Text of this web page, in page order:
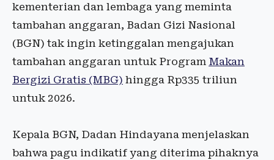
kementerian dan lembaga yang meminta
tambahan anggaran, Badan Gizi Nasional
(BGN) tak ingin ketinggalan mengajukan
tambahan anggaran untuk Program Makan
Bergizi Gratis (MBG) hingga Rp335 triliun
untuk 2026.
Kepala BGN, Dadan Hindayana menjelaskan
bahwa pagu indikatif yang diterima pihaknya